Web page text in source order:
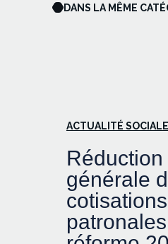
DANS LA MÊME
ACTUALITÉ SOCIALE
Réduction
générale
cotisations